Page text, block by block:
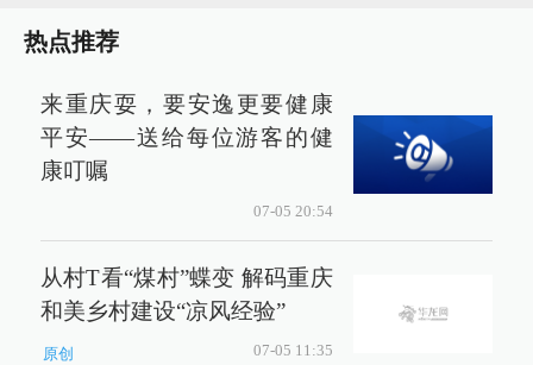
热点推荐
来重庆耍，要安逸更要健康
平安——送给每位游客的健
康叮嘱
07-05 20:54
从村T看“煤村”蝶变 解码重庆
和美乡村建设“凉风经验”
原创 07-05 11:35